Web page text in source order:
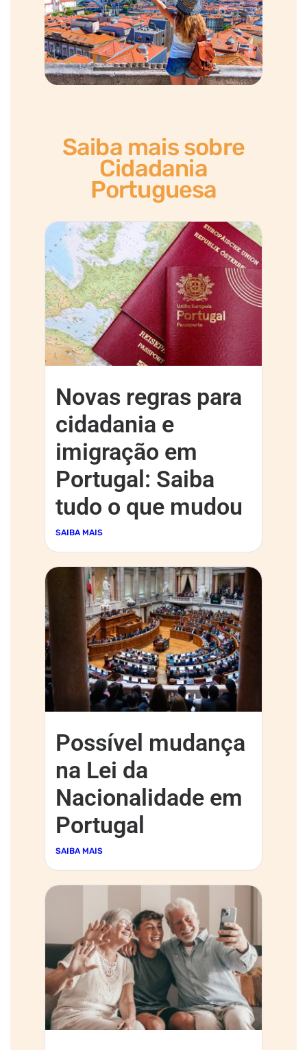
Saiba mais sobre
Cidadania
Portuguesa
Novas regras para
cidadania e
imigração em
Portugal: Saiba
tudo o que mudou
SAIBA MAIS
Possível mudança
na Lei da
Nacionalidade em
Portugal
SAIBA MAIS